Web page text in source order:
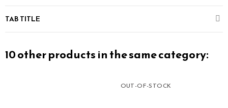
TAB TITLE
10 other products in the same category:
OUT-OF-STOCK